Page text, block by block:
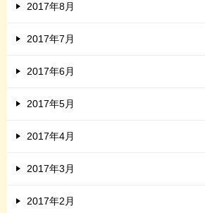
2017年8月
2017年7月
2017年6月
2017年5月
2017年4月
2017年3月
2017年2月